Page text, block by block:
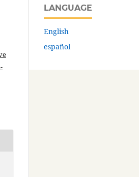
LANGUAGE
English
español